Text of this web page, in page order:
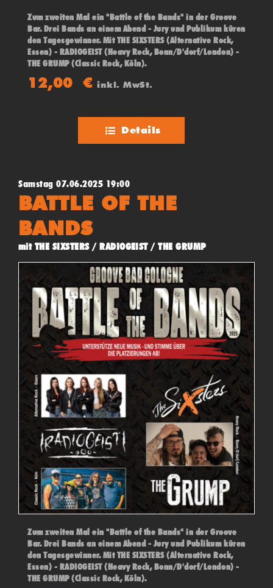
Zum zweiten Mal ein "Battle of the Bands" in der Groove
Bar. Drei Bands an einem Abend - Jury und Publikum küren
den Tagesgewinner. Mit THE SIXSTERS (Alternative Rock,
Essen) - RADIOGEIST (Heavy Rock, Bonn/D'dorf/London) -
THE GRUMP (Classic Rock, Köln).
12,00€ inkl. MwSt.
Details
Samstag 07.06.2025 19:00
BATTLE OF THE
BANDS
mit THE SIXSTERS / RADIOGEIST / THE GRUMP
Zum zweiten Mal ein "Battle of the Bands" in der Groove
Bar. Drei Bands an einem Abend - Jury und Publikum küren
den Tagesgewinner. Mit THE SIXSTERS (Alternative Rock,
Essen) - RADIOGEIST (Heavy Rock, Bonn/D'dorf/London) -
THE GRUMP (Classic Rock, Köln).